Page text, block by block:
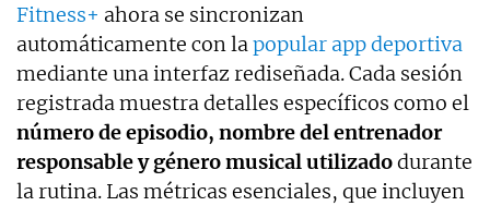
Fitness+ ahora se sincronizan
automáticamente con lapopular app deportiva
mediante una interfaz rediseñada. Cada sesión
registrada muestra detalles específicos como el
número de episodio, nombre del entrenador
responsable y género musical utilizadodurante
la rutina. Las métricas esenciales, que incluyen